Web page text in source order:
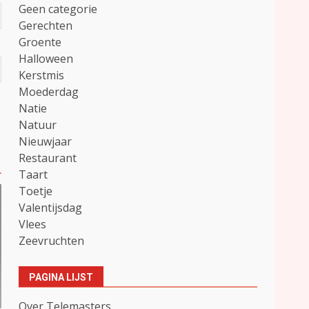
Geen categorie
Gerechten
Groente
Halloween
Kerstmis
Moederdag
Natie
Natuur
Nieuwjaar
Restaurant
Taart
Toetje
Valentijsdag
Vlees
Zeevruchten
PAGINA LIJST